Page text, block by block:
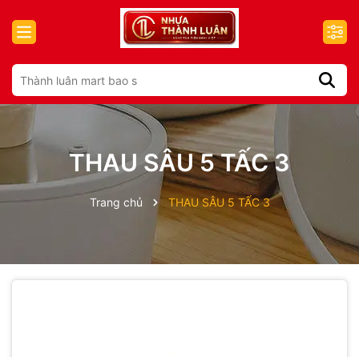
THAU SÂU 5 TẤC 3
Trang chủ THAU SÂU 5 TẤC 3